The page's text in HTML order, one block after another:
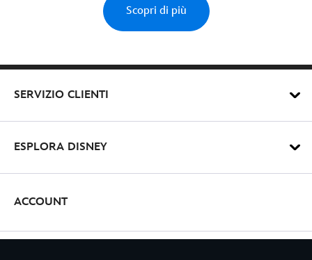
Scopri di più
SERVIZIO CLIENTI
ESPLORA DISNEY
ACCOUNT